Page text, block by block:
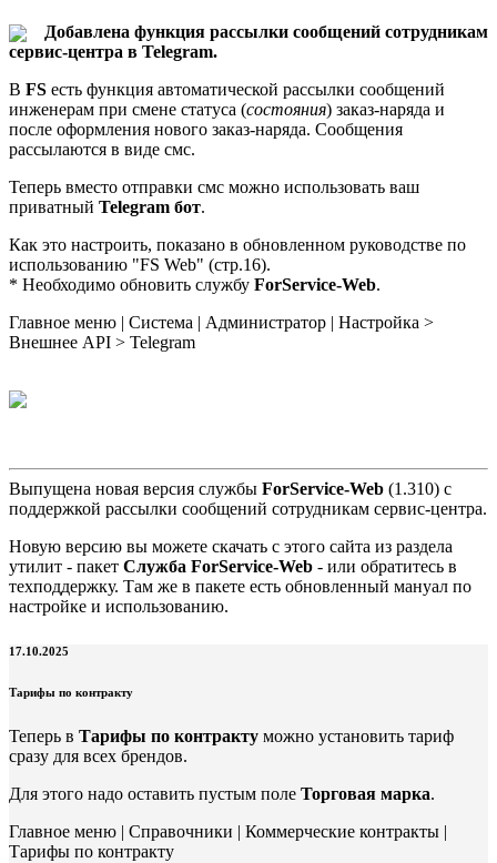
Добавлена функция рассылки сообщений сотрудникам
сервис-центра в Telegram.
В FS есть функция автоматической рассылки сообщений
инженерам при смене статуса (состояния) заказ-наряда и
после оформления нового заказ-наряда. Сообщения
рассылаются в виде смс.
Теперь вместо отправки смс можно использовать ваш
приватный Telegram бот.
Как это настроить, показано в обновленном руководстве по
использованию "FS Web" (стр.16).
* Необходимо обновить службу ForService-Web.
Главное меню | Система | Администратор | Настройка >
Внешнее API > Telegram
Выпущена новая версия службы ForService-Web (1.310) с
поддержкой рассылки сообщений сотрудникам сервис-центра.
Новую версию вы можете скачать с этого сайта из раздела
утилит - пакет Служба ForService-Web - или обратитесь в
техподдержку. Там же в пакете есть обновленный мануал по
настройке и использованию.
17.10.2025
Тарифы по контракту
Теперь в Тарифы по контракту можно установить тариф
сразу для всех брендов.
Для этого надо оставить пустым поле Торговая марка.
Главное меню | Справочники | Коммерческие контракты |
Тарифы по контракту